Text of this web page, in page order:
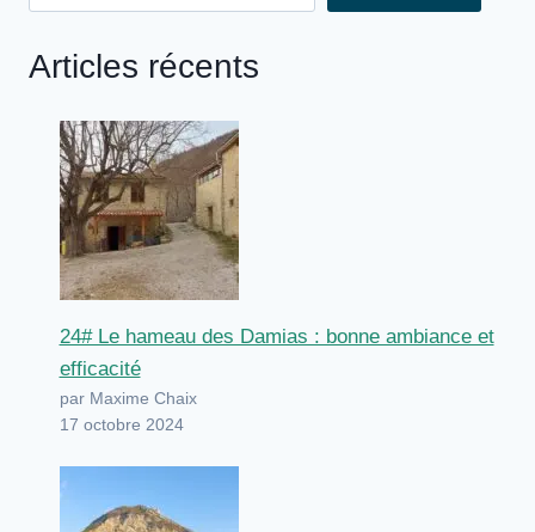
Articles récents
24# Le hameau des Damias : bonne ambiance et
efficacité
par Maxime Chaix
17 octobre 2024